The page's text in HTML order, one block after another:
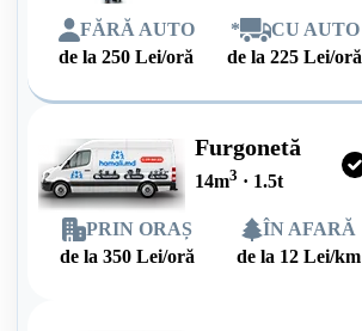
FĂRĂ AUTO
de la250 Lei/oră
*
CU AUTO
de la225 Lei/oră
Furgonetă
14m3 · 1.5t
PRIN ORAȘ
de la 350 Lei/oră
ÎN AFARĂ
de la 12 Lei/km